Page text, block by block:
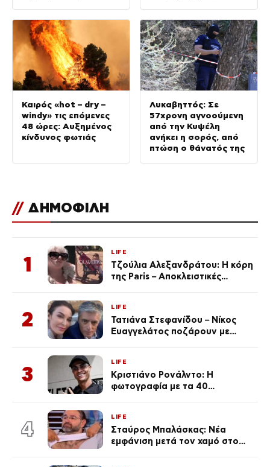
Καιρός «hot – dry –
windy» τις επόμενες
48 ώρες: Αυξημένος
κίνδυνος φωτιάς
Λυκαβηττός: Σε
57χρονη αγνοούμενη
από την Κυψέλη
ανήκει η σορός, από
πτώση ο θάνατός της
// ΔΗΜΟΦΙΛΗ
1
LIFE
Τζούλια Αλεξανδράτου: Η κόρη
της Paris – Αποκλειστικές
2
LIFE
Τατιάνα Στεφανίδου – Νίκος
Ευαγγελάτος ποζάρουν με
3
LIFE
Κριστιάνο Ρονάλντο: Η
φωτογραφία με τα 40
εκ. likes
4
LIFE
Σταύρος Μπαλάσκας: Νέα
εμφάνιση μετά τον χαμό στο